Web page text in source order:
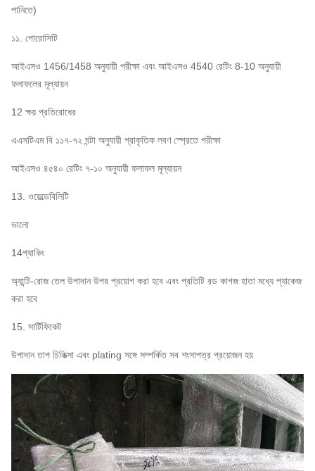
পানিতে)
১১. পোরোসিটি
আইএসও 1456/1458 অনুযায়ী পরীক্ষা এবং আইএসও 4540 রেটিং 8-10 অনুযায়ী
ফলাফলের মূল্যায়ন
12 ক্ষয় প্রতিরোধের
এএসটিএম বি ১১৭-৭২ ঘন্টা অনুযায়ী প্রাকৃতিক লবণ স্প্রেতে পরীক্ষা
আইএসও ৪৫৪০ রেটিং ৭-১০ অনুযায়ী ফলাফল মূল্যায়ন
13. ওয়েল্ডেবিলিটি
ভালো
14প্যাকিং
অ্যান্টি-রোজ তেল উপাদান উপর প্রয়োগ করা হবে এবং প্রতিটি রড কাগজ হাতা মধ্যে প্যাকেজ
করা হবে
15. সার্টিফিকেট
উপাদান তাপ চিকিত্সা এবং plating সঙ্গে সম্পর্কিত সব শংসাপত্র প্রয়োজন হয়